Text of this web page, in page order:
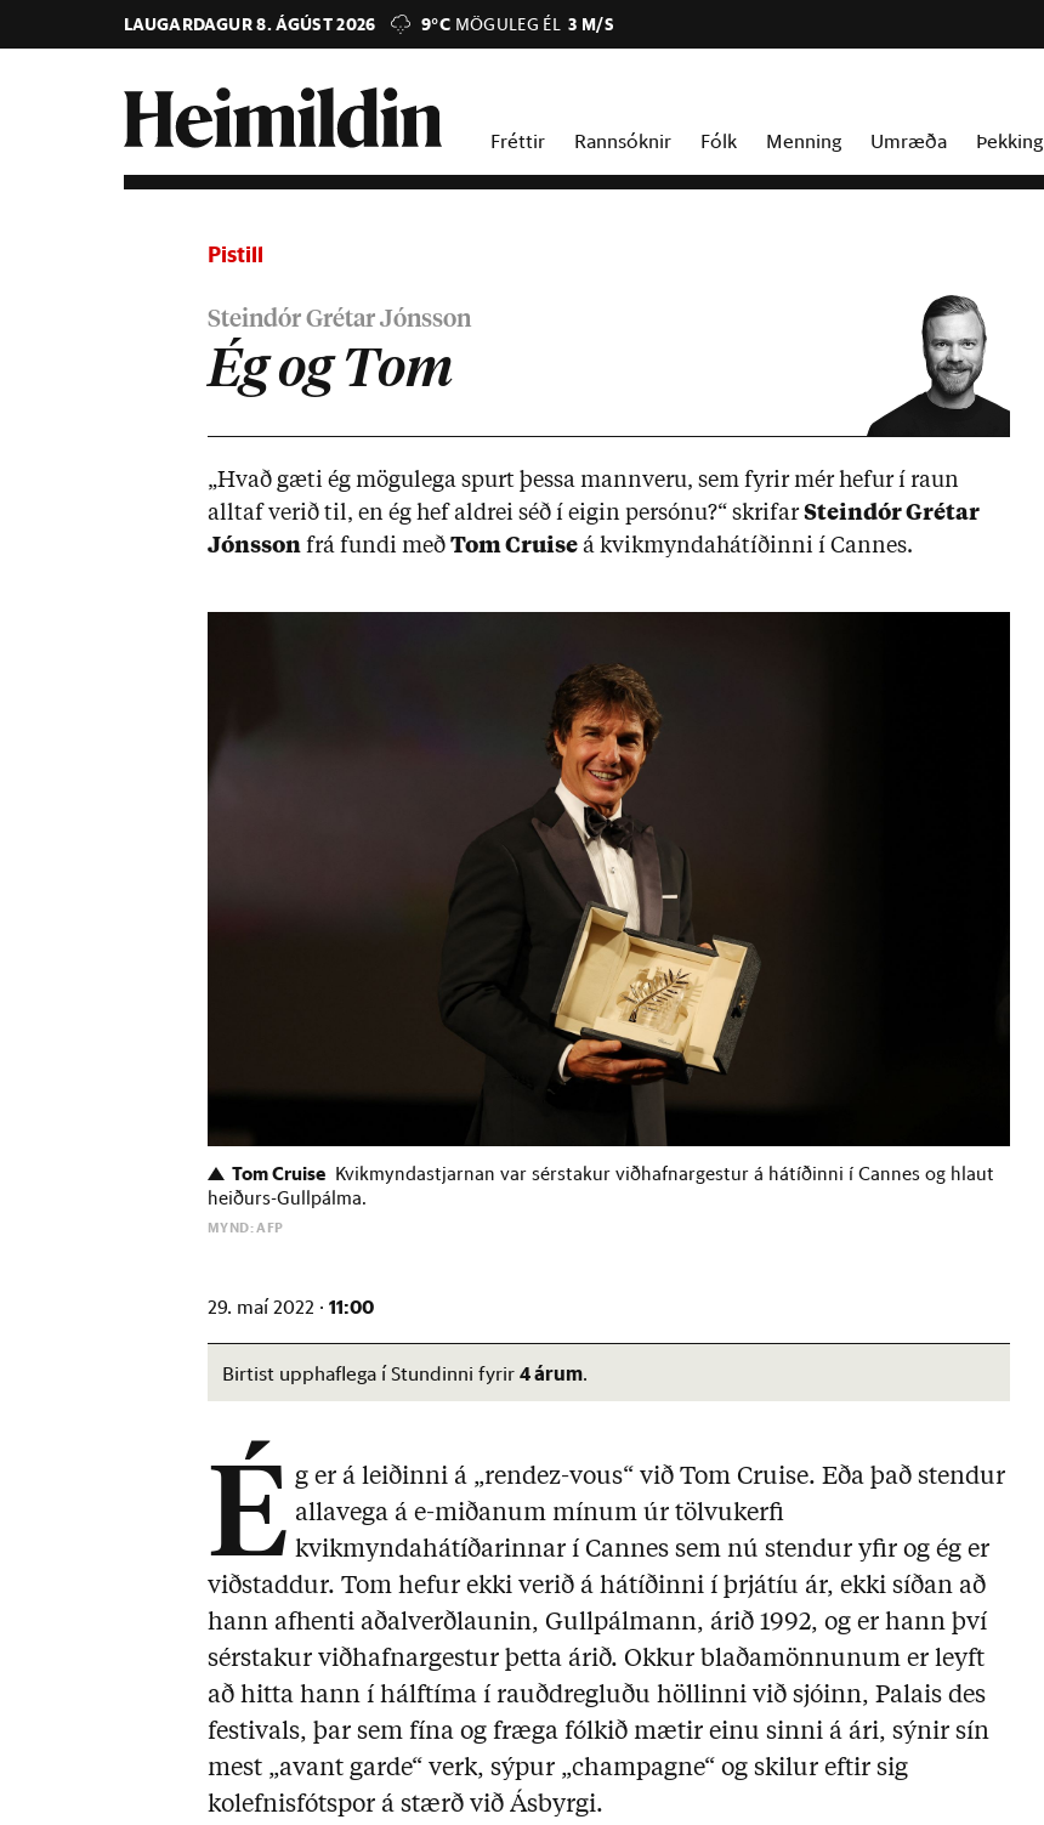
LAUGARDAGUR 8. ÁGÚST 2026 9°C MÖGULEG ÉL 3 M/S
Fréttir Rannsóknir Fólk Menning Umræða Þekking
Pistill
Steindór Grétar Jónsson
Ég og Tom
„Hvað gæti ég mögu­lega spurt þessa mann­veru, sem fyr­ir mér hef­ur í raun
alltaf ver­ið til, en ég hef aldrei séð í eig­in per­sónu?“ skrif­arStein­dór Grét­ar
Jóns­son frá fundi meðTom Cruise á kvik­mynda­há­tíð­inni í Cann­es.
Tom Cruise Kvikmyndastjarnan var sérstakur viðhafnargestur á hátíðinni í Cannes og hlaut
heiðurs-Gullpálma.
MYND: AFP
29. maí 2022 ·11:00
Birtist upphaflega í Stundinni fyrir4 árum.
É g er á leiðinni á „rendez-vous“ við Tom Cruise. Eða það stendur
allavega á e-miðanum mínum úr tölvukerfi
kvikmyndahátíðarinnar í Cannes sem nú stendur yfir og ég er
viðstaddur. Tom hefur ekki verið á hátíðinni í þrjátíu ár, ekki síðan að
hann afhenti aðalverðlaunin, Gullpálmann, árið 1992, og er hann því
sérstakur viðhafnargestur þetta árið. Okkur blaðamönnunum er leyft
að hitta hann í hálftíma í rauðdregluðu höllinni við sjóinn, Palais des
festivals, þar sem fína og fræga fólkið mætir einu sinni á ári, sýnir sín
mest „avant garde“ verk, sýpur „champagne“ og skilur eftir sig
kolefnisfótspor á stærð við Ásbyrgi.